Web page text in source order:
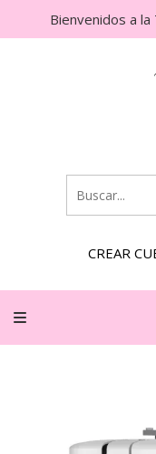
Bienvenidos a
CREAR